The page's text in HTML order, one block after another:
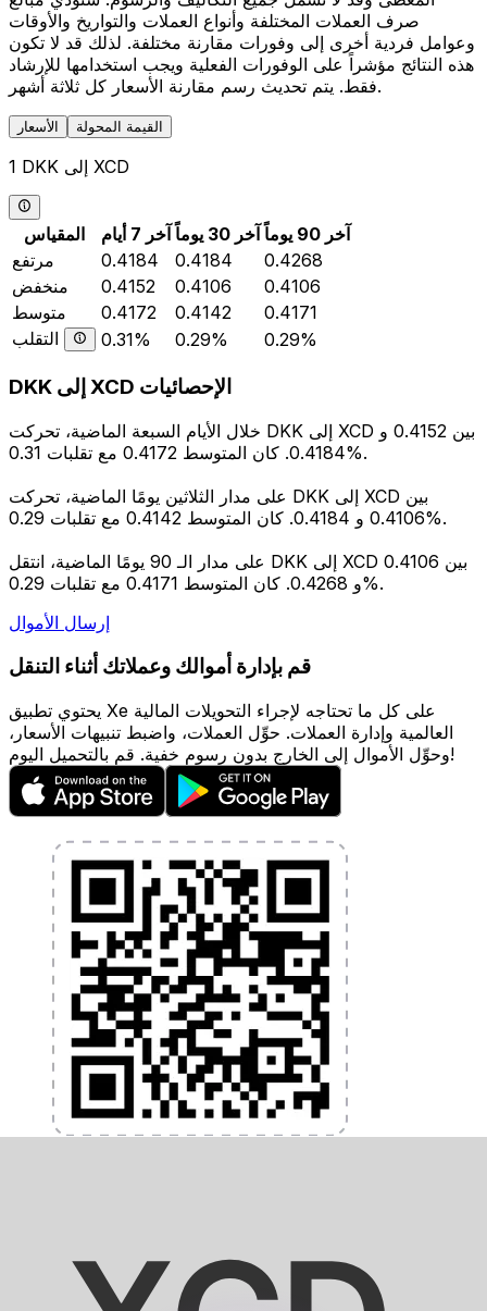
صرف العملات المختلفة وأنواع العملات والتواريخ والأوقات
وعوامل فردية أخرى إلى وفورات مقارنة مختلفة. لذلك قد لا تكون
هذه النتائج مؤشراً على الوفورات الفعلية ويجب استخدامها للإرشاد
فقط. يتم تحديث رسم مقارنة الأسعار كل ثلاثة أشهر.
الأسعار القيمة المحولة
1 DKK إلى XCD
المقياس آخر 7 أيام آخر 30 يوماً
آخر 90 يوماً
مرتفع
0.4184 0.4184
0.4268
منخفض
0.4152 0.4106
0.4106
متوسط
0.4172 0.4142
0.4171
التقلب
0.31% 0.29% 0.29%
DKK إلى XCD الإحصائيات
خلال الأيام السبعة الماضية، تحركت DKK إلى XCD بين 0.4152 و
0.4184. كان المتوسط 0.4172 مع تقلبات 0.31%.
على مدار الثلاثين يومًا الماضية، تحركت DKK إلى XCD بين
0.4106 و 0.4184. كان المتوسط 0.4142 مع تقلبات 0.29%.
على مدار الـ 90 يومًا الماضية، انتقل DKK إلى XCD بين 0.4106
و 0.4268. كان المتوسط 0.4171 مع تقلبات 0.29%.
إرسال الأموال
قم بإدارة أموالك وعملاتك أثناء التنقل
يحتوي تطبيق Xe على كل ما تحتاجه لإجراء التحويلات المالية
العالمية وإدارة العملات. حوِّل العملات، واضبط تنبيهات الأسعار،
وحوِّل الأموال إلى الخارج بدون رسوم خفية. قم بالتحميل اليوم!